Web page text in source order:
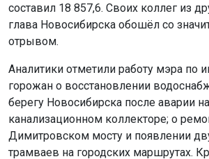
составил 18 857,6. Своих коллег из
глава Новосибирска обошёл со
отрывом.
Аналитики отметили работу мэра по
горожан о восстановлении
берегу Новосибирска после аварии на
канализационном коллекторе; о
Димитровском мосту и появлении
трамваев на городских маршрутах.